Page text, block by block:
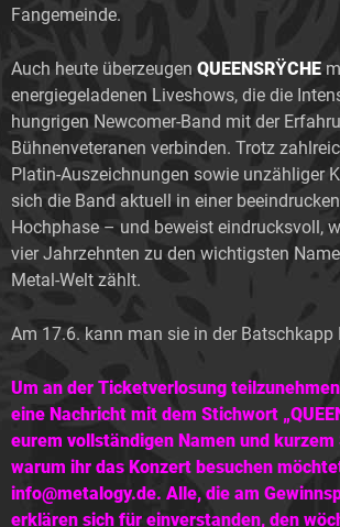
Fangemeinde.
Auch heute überzeugen QUEENSRŸCHE
energiegeladenen Liveshows, die die
hungrigen Newcomer-Band mit der
Bühnenveteranen verbinden. Trotz
Platin-Auszeichnungen sowie unzähliger
sich die Band aktuell in einer
Hochphase – und beweist eindrucksvoll,
vier Jahrzehnten zu den wichtigsten
Metal-Welt zählt.
Am 17.6. kann man sie in der Batschkapp
Um an der Ticketverlosung
eine Nachricht mit dem Stichwort
eurem vollständigen Namen und
warum ihr das Konzert besuchen
info@metalogy.de. Alle, die am
erklären sich für einverstanden, den